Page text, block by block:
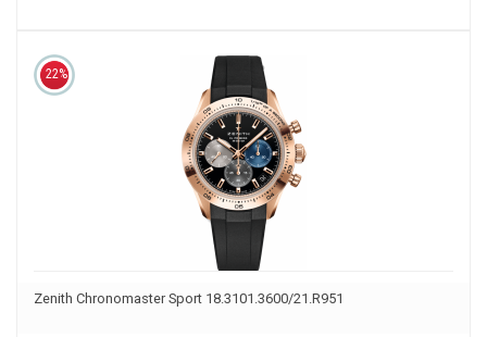
22%
Zenith Chronomaster Sport 18.3101.3600/21.R951